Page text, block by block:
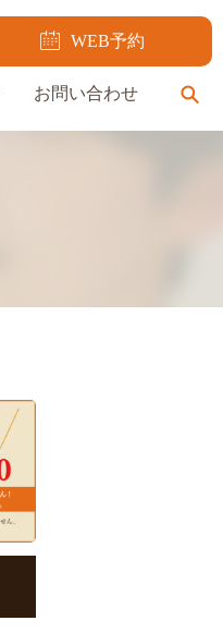
WEB予約
お問い合わせ